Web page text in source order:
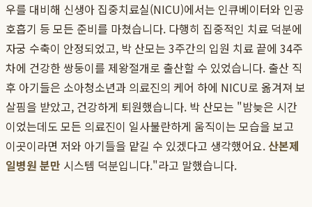
우를 대비해 신생아 집중치료실(NICU)에서는 인큐베이터와 인공
호흡기 등 모든 준비를 마쳤습니다. 다행히 집중적인 치료 덕분에
자궁 수축이 안정되었고, 박 산모는 3주간의 입원 치료 끝에 34주
차에 건강한 쌍둥이를 제왕절개로 출산할 수 있었습니다. 출산 직
후 아기들은 소아청소년과 의료진의 케어 하에 NICU로 옮겨져 보
살핌을 받았고, 건강하게 퇴원했습니다. 박 산모는 "밤늦은 시간
이었는데도 모든 의료진이 일사불란하게 움직이는 모습을 보고
이곳이라면 저와 아기들을 맡길 수 있겠다고 생각했어요. 산본제
일병원 분만 시스템 덕분입니다."라고 말했습니다.